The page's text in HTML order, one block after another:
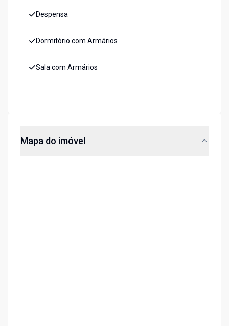
Despensa
Dormitório com Armários
Sala com Armários
Mapa do imóvel